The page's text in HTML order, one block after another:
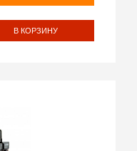
В КОРЗИНУ